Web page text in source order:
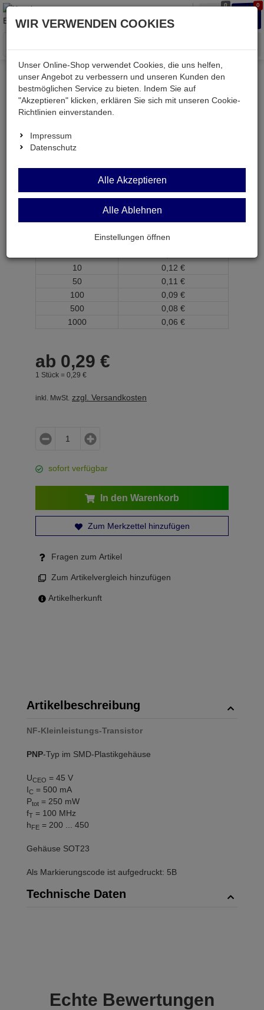
0 0
Menü
Weiter einkaufen Kessler electronic
Bauteile aktiv
BC807-25
BC807-25
Transistor pnp 45V 0,5A 0,25W SOT23
ab Menge
Preis je Stück
10
0, 12 €
50
0, 11 €
100
0, 09 €
500
0, 08 €
1000
0, 06 €
ab 0,29 €
1 Stück = 0, 29 €
inkl. MwSt. zzgl. Versandkosten
sofort verfügbar
In den Warenkorb
Zum Merkzettel hinzufügen
Fragen zum Artikel
Zum Artikelvergleich hinzufügen
Artikelherkunft
Artikelbeschreibung
NF-Kleinleistungs-Transistor
PNP-Typ im SMD-Plastikgehäuse
UCEO = 45 V
IC = 500 mA
Ptot = 250 mW
fT = 100 MHz
hFE = 200 ... 450
Gehäuse SOT23
Als Markierungscode ist aufgedruckt: 5B
Technische Daten
Echte Bewertungen
WIR VERWENDEN COOKIES
Unser Online-Shop verwendet Cookies, die uns helfen,
unser Angebot zu verbessern und unseren Kunden den
bestmöglichen Service zu bieten. Indem Sie auf
"Akzeptieren" klicken, erklären Sie sich mit unseren Cookie-
Richtlinien einverstanden.
Impressum
Datenschutz
Alle Akzeptieren
Alle Ablehnen
Einstellungen öffnen